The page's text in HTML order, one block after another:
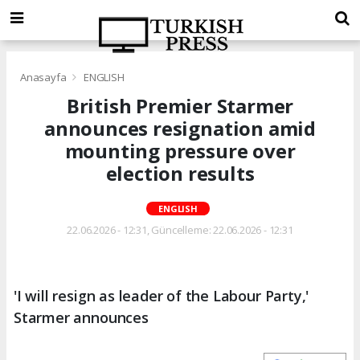
Anasayfa ENGLISH
British Premier Starmer
announces resignation amid
mounting pressure over
election results
ENGLISH
22.06.2026 - 12:31, Güncelleme: 22.06.2026 - 12:31
'I will resign as leader of the Labour Party,'
Starmer announces